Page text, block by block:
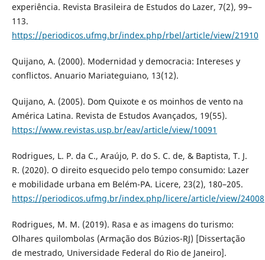
experiência. Revista Brasileira de Estudos do Lazer, 7(2), 99–
113.
https://periodicos.ufmg.br/index.php/rbel/article/view/21910
Quijano, A. (2000). Modernidad y democracia: Intereses y
conflictos. Anuario Mariateguiano, 13(12).
Quijano, A. (2005). Dom Quixote e os moinhos de vento na
América Latina. Revista de Estudos Avançados, 19(55).
https://www.revistas.usp.br/eav/article/view/10091
Rodrigues, L. P. da C., Araújo, P. do S. C. de, & Baptista, T. J.
R. (2020). O direito esquecido pelo tempo consumido: Lazer
e mobilidade urbana em Belém-PA. Licere, 23(2), 180–205.
https://periodicos.ufmg.br/index.php/licere/article/view/24008
Rodrigues, M. M. (2019). Rasa e as imagens do turismo:
Olhares quilombolas (Armação dos Búzios-RJ) [Dissertação
de mestrado, Universidade Federal do Rio de Janeiro].